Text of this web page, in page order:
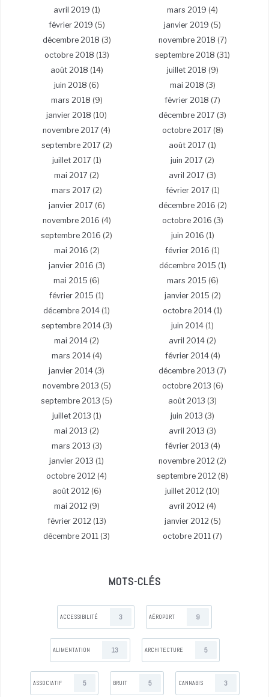
avril 2019 (1) mars 2019 (4)
février 2019 (5) janvier 2019 (5)
décembre 2018 (3) novembre 2018 (7)
octobre 2018 (13) septembre 2018 (31)
août 2018 (14) juillet 2018 (9)
juin 2018 (6) mai 2018 (3)
mars 2018 (9) février 2018 (7)
janvier 2018 (10) décembre 2017 (3)
novembre 2017 (4) octobre 2017 (8)
septembre 2017 (2) août 2017 (1)
juillet 2017 (1) juin 2017 (2)
mai 2017 (2) avril 2017 (3)
mars 2017 (2) février 2017 (1)
janvier 2017 (6) décembre 2016 (2)
novembre 2016 (4) octobre 2016 (3)
septembre 2016 (2) juin 2016 (1)
mai 2016 (2) février 2016 (1)
janvier 2016 (3) décembre 2015 (1)
mai 2015 (6) mars 2015 (6)
février 2015 (1) janvier 2015 (2)
décembre 2014 (1) octobre 2014 (1)
septembre 2014(3) juin 2014 (1)
mai 2014 (2) avril 2014 (2)
mars 2014(4) février 2014(4)
janvier 2014 (3) décembre 2013 (7)
novembre 2013 (5) octobre 2013 (6)
septembre 2013 (5) août 2013 (3)
juillet 2013 (1) juin 2013 (3)
mai 2013 (2) avril 2013 (3)
mars 2013 (3) février 2013 (4)
janvier 2013 (1) novembre 2012 (2)
octobre 2012 (4) septembre 2012 (8)
août 2012 (6) juillet 2012 (10)
mai 2012 (9) avril 2012 (4)
février 2012 (13) janvier 2012 (5)
décembre 2011 (3) octobre 2011 (7)
MOTS-CLÉS
ACCESSIBILITÉ 3 AÉROPORT 9
ALIMENTATION 13 ARCHITECTURE 5
ASSOCIATIF 5 BRUIT 5 CANNABIS 3